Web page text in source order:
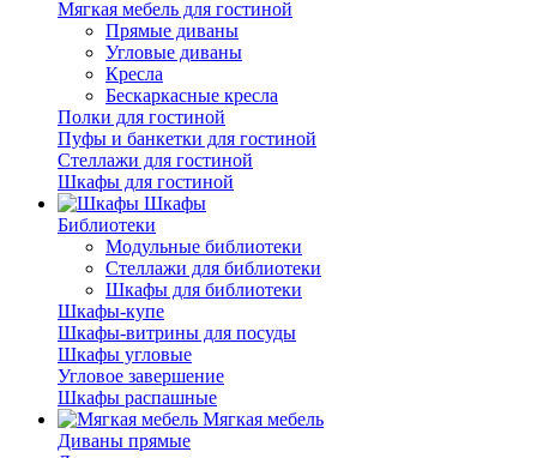
Мягкая мебель для гостиной
Прямые диваны
Угловые диваны
Кресла
Бескаркасные кресла
Полки для гостиной
Пуфы и банкетки для гостиной
Стеллажи для гостиной
Шкафы для гостиной
Шкафы
Библиотеки
Модульные библиотеки
Стеллажи для библиотеки
Шкафы для библиотеки
Шкафы-купе
Шкафы-витрины для посуды
Шкафы угловые
Угловое завершение
Шкафы распашные
Мягкая мебель
Диваны прямые